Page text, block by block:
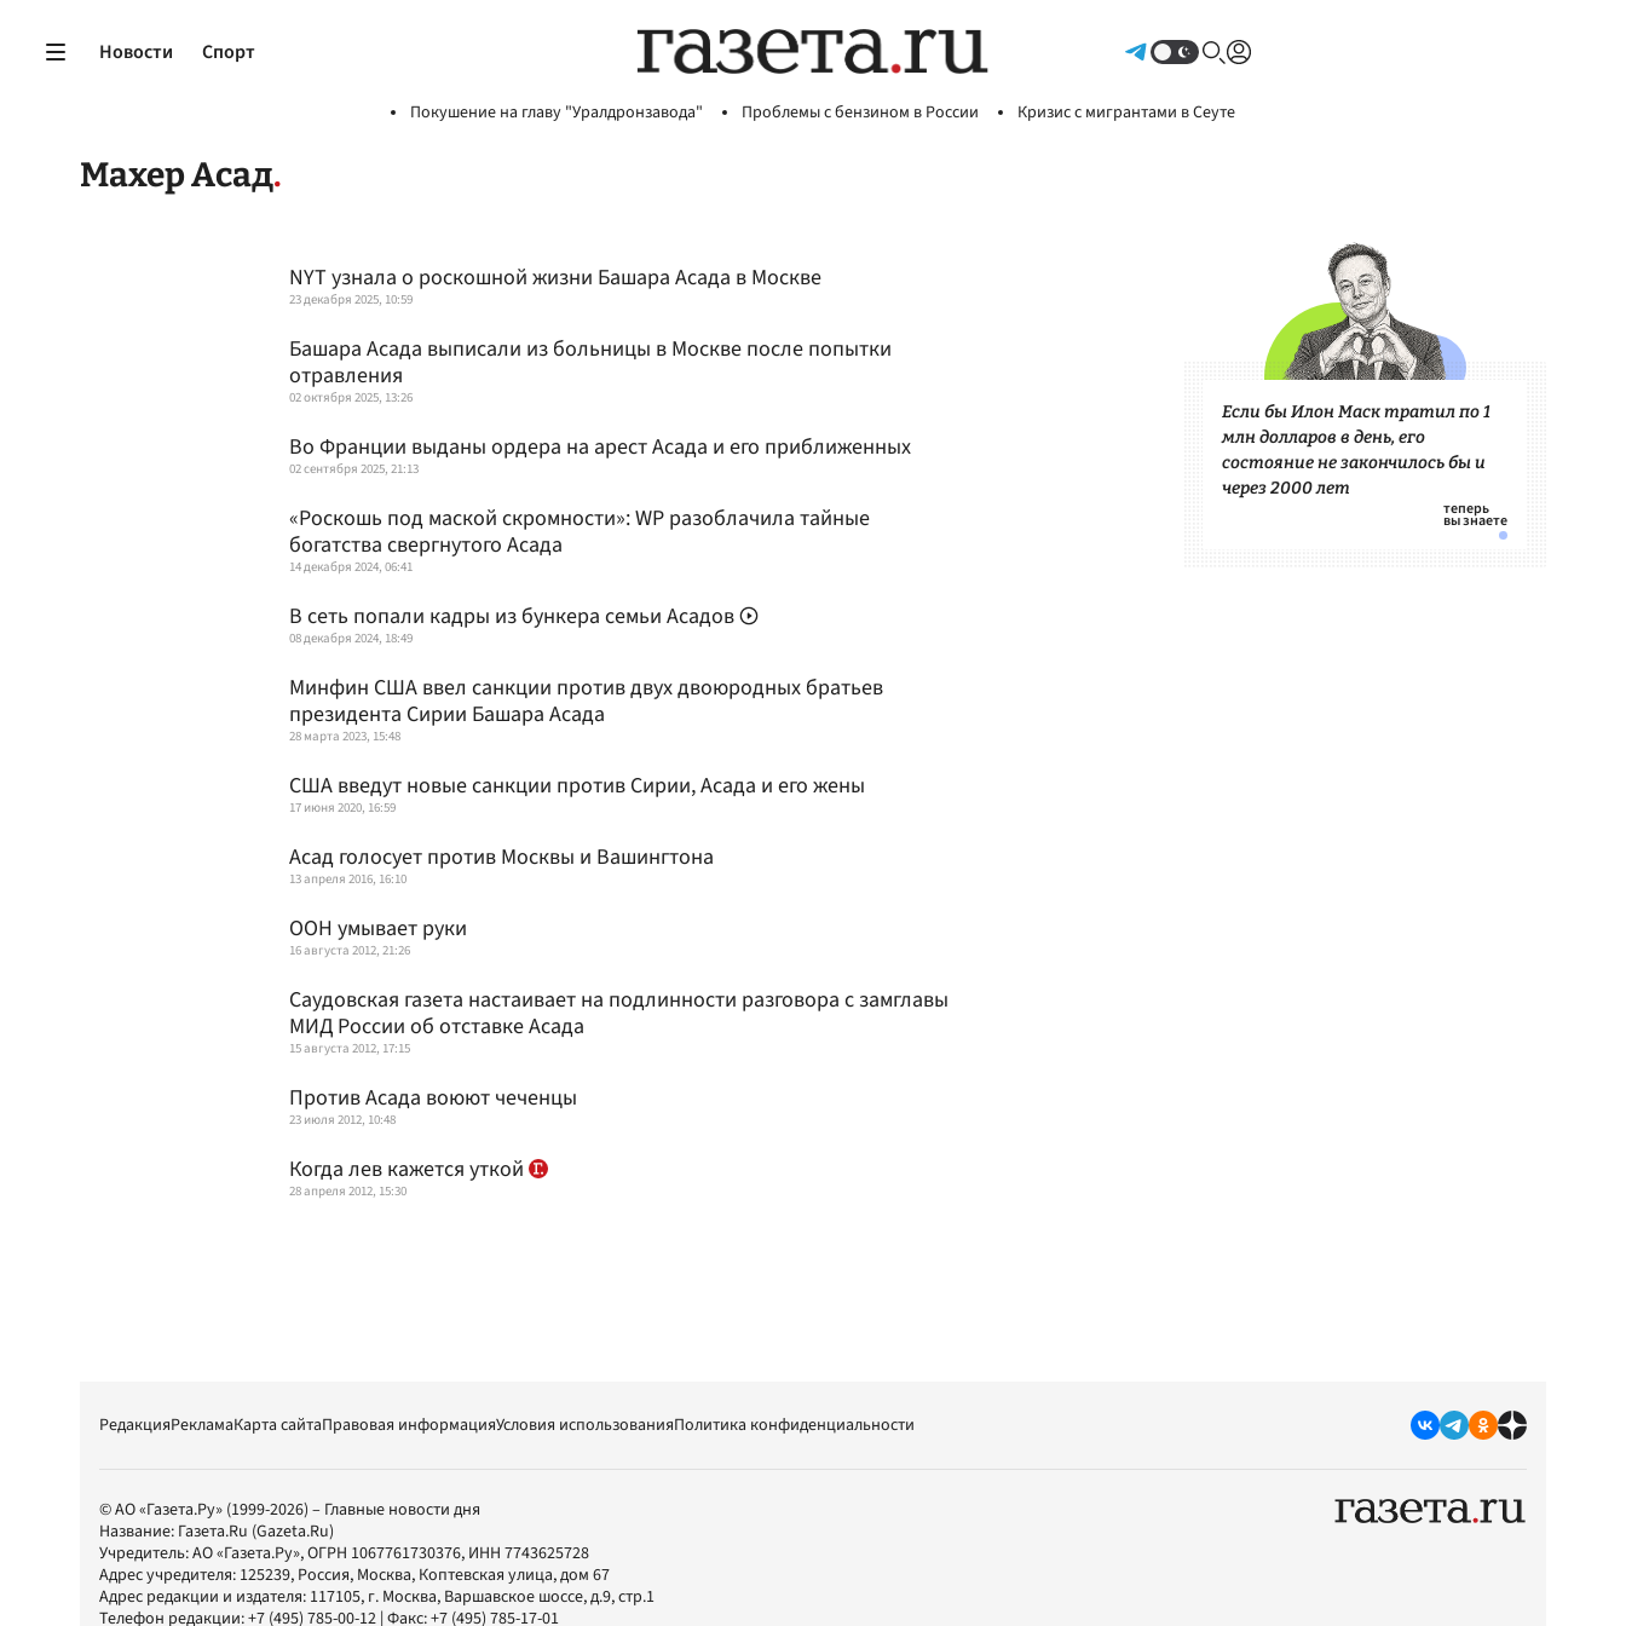
Новости Спорт
Покушение на главу "Уралдронзавода" Проблемы с бензином в России Кризис с мигрантами в Сеуте
Махер Асад
NYT узнала о роскошной жизни Башара Асада в Москве
23 декабря 2025, 10:59
Башара Асада выписали из больницы в Москве после попытки
отравления
02 октября 2025, 13:26
Во Франции выданы ордера на арест Асада и его приближенных
02 сентября 2025, 21:13
«Роскошь под маской скромности»: WP разоблачила тайные
богатства свергнутого Асада
14 декабря 2024, 06:41
В сеть попали кадры из бункера семьи Асадов
08 декабря 2024, 18:49
Минфин США ввел санкции против двух двоюродных братьев
президента Сирии Башара Асада
28 марта 2023, 15:48
США введут новые санкции против Сирии, Асада и его жены
17 июня 2020, 16:59
Асад голосует против Москвы и Вашингтона
13 апреля 2016, 16:10
ООН умывает руки
16 августа 2012, 21:26
Саудовская газета настаивает на подлинности разговора с замглавы
МИД России об отставке Асада
15 августа 2012, 17:15
Против Асада воюют чеченцы
23 июля 2012, 10:48
Когда лев кажется уткой
28 апреля 2012, 15:30
Если бы Илон Маск тратил по 1
млн долларов в день, его
состояние не закончилось бы и
через 2000 лет
РедакцияРекламаКарта сайтаПравовая информацияУсловия использованияПолитика конфиденциальности
© АО «Газета.Ру» (1999-2026) – Главные новости дня
Название: Газета.Ru (Gazeta.Ru)
Учредитель:АО «Газета.Ру», ОГРН 1067761730376, ИНН 7743625728
Адрес учредителя: 125239, Россия, Москва, Коптевская улица, дом 67
Адрес редакции и издателя: 117105, г. Москва, Варшавское шоссе, д.9, стр.1
Телефон редакции:+7 (495) 785-00-12 | Факс:+7 (495) 785-17-01